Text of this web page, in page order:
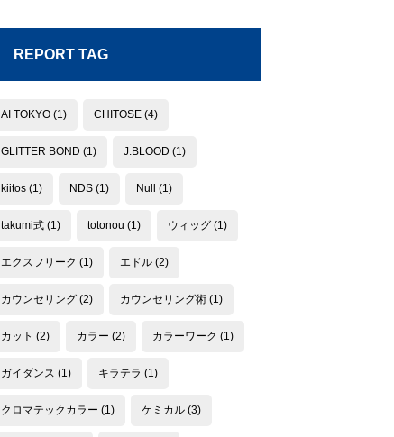
REPORT TAG
AI TOKYO (1) CHITOSE (4)
GLITTER BOND (1) J.BLOOD (1)
kiitos (1) NDS (1) Null (1)
takumi式 (1) totonou (1) ウィッグ (1)
エクスフリーク (1) エドル (2)
カウンセリング (2) カウンセリング術 (1)
カット (2) カラー (2) カラーワーク (1)
ガイダンス (1) キラテラ (1)
クロマテックカラー (1) ケミカル (3)